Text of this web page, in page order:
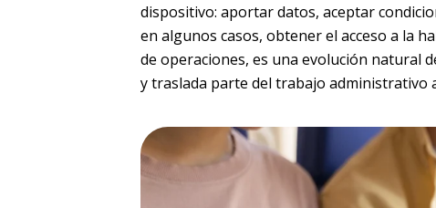
dispositivo: aportar datos, aceptar
en algunos casos, obtener el acceso a la
de operaciones, es una evolución natural
y traslada parte del trabajo administrativo